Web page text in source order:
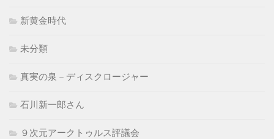
新黄金時代
未分類
真実の泉－ディスクロージャー
石川新一郎さん
９次元アークトゥルス評議会